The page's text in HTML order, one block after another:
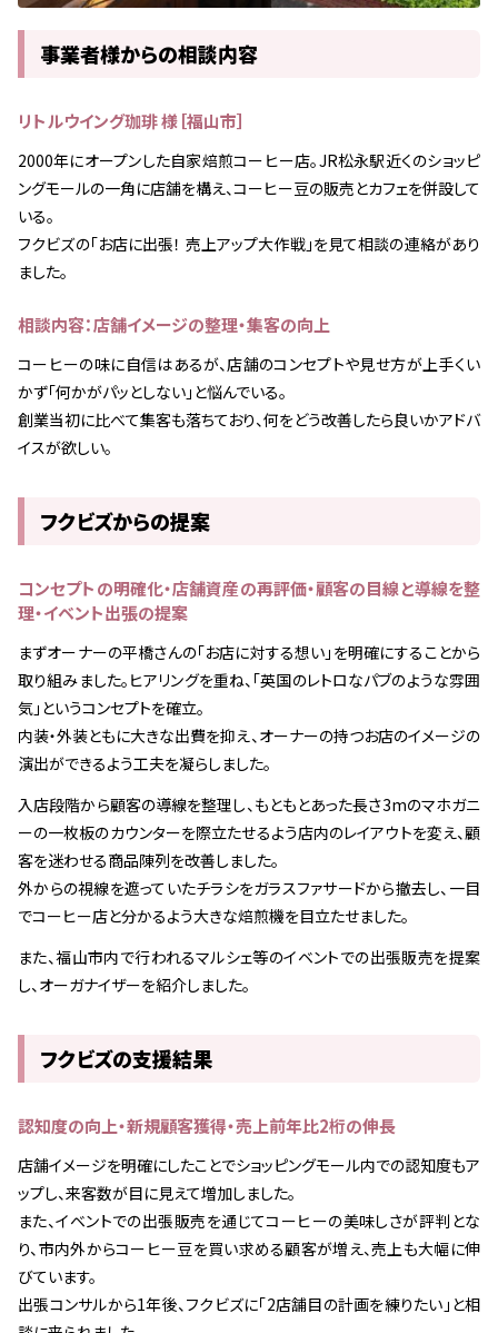
事業者様からの相談内容
リトルウイング珈琲 様［福山市］
2000年にオープンした自家焙煎コーヒー店。JR松永駅近くのショッピ
ングモールの一角に店舗を構え、コーヒー豆の販売とカフェを併設して
いる。
フクビズの「お店に出張！ 売上アップ大作戦」を見て相談の連絡があり
ました。
相談内容：店舗イメージの整理・集客の向上
コーヒーの味に自信はあるが、店舗のコンセプトや見せ方が上手くい
かず「何かがパッとしない」と悩んでいる。
創業当初に比べて集客も落ちており、何をどう改善したら良いかアドバ
イスが欲しい。
フクビズからの提案
コンセプトの明確化・店舗資産の再評価・顧客の目線と導線を整
理・イベント出張の提案
まずオーナーの平橋さんの「お店に対する想い」を明確にすることから
取り組みました。ヒアリングを重ね、「英国のレトロなパブのような雰囲
気」というコンセプトを確立。
内装・外装ともに大きな出費を抑え、オーナーの持つお店のイメージの
演出ができるよう工夫を凝らしました。
入店段階から顧客の導線を整理し、もともとあった長さ3mのマホガニ
ーの一枚板のカウンターを際立たせるよう店内のレイアウトを変え、顧
客を迷わせる商品陳列を改善しました。
外からの視線を遮っていたチラシをガラスファサードから撤去し、一目
でコーヒー店と分かるよう大きな焙煎機を目立たせました。
また、福山市内で行われるマルシェ等のイベントでの出張販売を提案
し、オーガナイザーを紹介しました。
フクビズの支援結果
認知度の向上・新規顧客獲得・売上前年比2桁の伸長
店舗イメージを明確にしたことでショッピングモール内での認知度もア
ップし、来客数が目に見えて増加しました。
また、イベントでの出張販売を通じてコーヒーの美味しさが評判とな
り、市内外からコーヒー豆を買い求める顧客が増え、売上も大幅に伸
びています。
出張コンサルから1年後、フクビズに「2店舗目の計画を練りたい」と相